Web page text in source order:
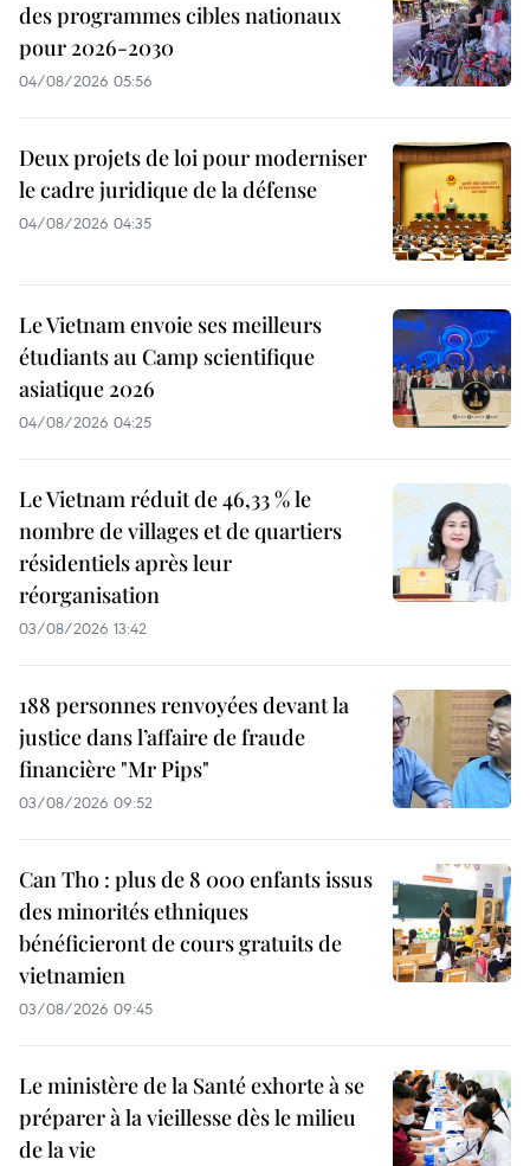
des programmes cibles nationaux
pour 2026-2030
04/08/2026 05:56
Deux projets de loi pour moderniser
le cadre juridique de la défense
04/08/2026 04:35
Le Vietnam envoie ses meilleurs
étudiants au Camp scientifique
asiatique 2026
04/08/2026 04:25
Le Vietnam réduit de 46,33 % le
nombre de villages et de quartiers
résidentiels après leur
réorganisation
03/08/2026 13:42
188 personnes renvoyées devant la
justice dans l’affaire de fraude
financière "Mr Pips"
03/08/2026 09:52
Can Tho : plus de 8 000 enfants issus
des minorités ethniques
bénéficieront de cours gratuits de
vietnamien
03/08/2026 09:45
Le ministère de la Santé exhorte à se
préparer à la vieillesse dès le milieu
de la vie